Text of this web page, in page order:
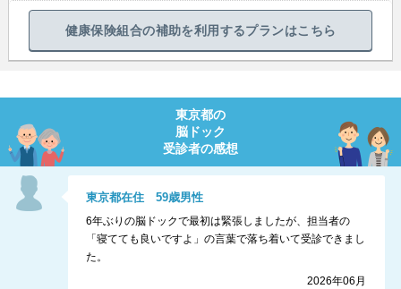
健康保険組合の補助を利用するプランはこちら
東京都の
脳ドック
受診者の感想
東京都在住59歳男性
6年ぶりの脳ドックで最初は緊張しましたが、担当者の
「寝てても良いですよ」の言葉で落ち着いて受診できまし
た。
2026年06月